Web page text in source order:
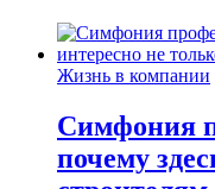
Жизнь в компании
Симфония
почему